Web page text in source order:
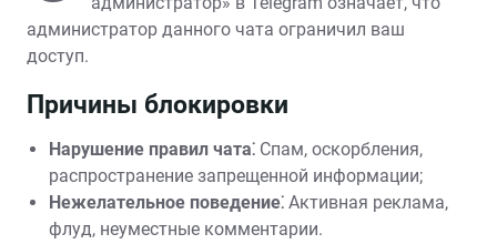
администратор данного чата ограничил ваш
доступ.
Причины блокировки
Нарушение правил чата⁚ Спам, оскорбления,
распространение запрещенной информации;
Нежелательное поведение⁚ Активная реклама,
флуд, неуместные комментарии.